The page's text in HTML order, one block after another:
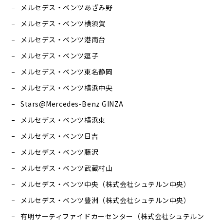
メルセデス・ベンツあざみ野
メルセデス・ベンツ横須賀
メルセデス・ベンツ港南台
メルセデス・ベンツ逗子
メルセデス・ベンツ東名静岡
メルセデス・ベンツ横浜中央
Stars@Mercedes-Benz GINZA
メルセデス・ベンツ横浜東
メルセデス・ベンツ日吉
メルセデス・ベンツ藤沢
メルセデス・ベンツ武蔵村山
メルセデス・ベンツ中央（株式会社シュテルン中央）
メルセデス・ベンツ豊洲（株式会社シュテルン中央）
有明サーティファイドカーセンター（株式会社シュテルン